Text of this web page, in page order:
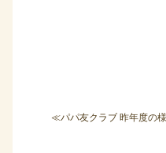
≪パパ友クラブ 昨年度の